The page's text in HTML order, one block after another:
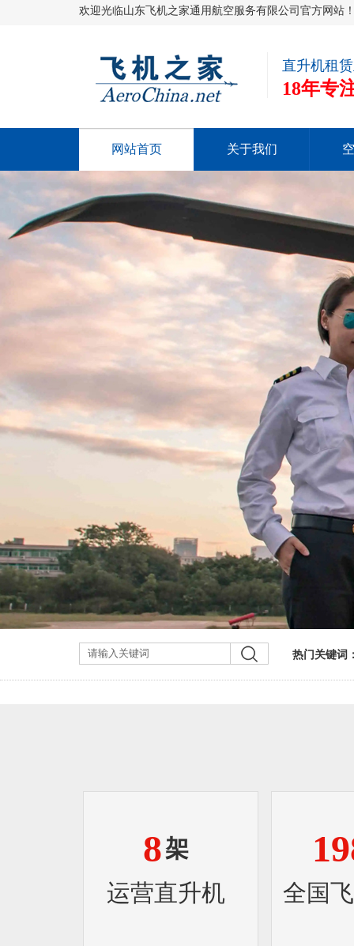
欢迎光临山东飞机之家通用航空服务有限公司官方网站
直升机租
18年专
网站首页 关于我们
热门关键词
8架
运营直升机
全国